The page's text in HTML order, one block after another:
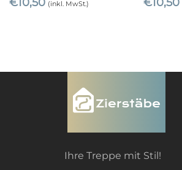
(inkl. MwSt.)
Ihre Treppe mit Stil!